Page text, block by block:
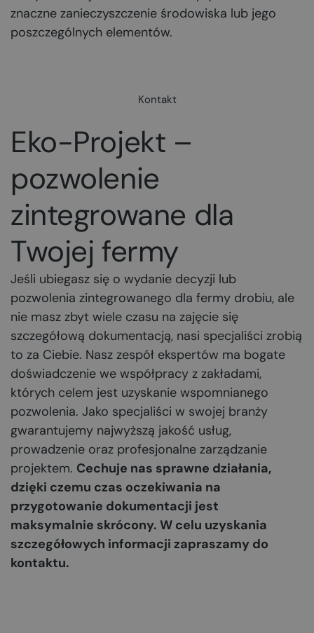
znaczne zanieczyszczenie środowiska lub jego
poszczególnych elementów.
Kontakt
Eko-Projekt –
pozwolenie
zintegrowane dla
Twojej fermy
Jeśli ubiegasz się o wydanie decyzji lub
pozwolenia zintegrowanego dla fermy drobiu, ale
nie masz zbyt wiele czasu na zajęcie się
szczegółową dokumentacją, nasi specjaliści zrobią
to za Ciebie. Nasz zespół ekspertów ma bogate
doświadczenie we współpracy z zakładami,
których celem jest uzyskanie wspomnianego
pozwolenia. Jako specjaliści w swojej branży
gwarantujemy najwyższą jakość usług,
prowadzenie oraz profesjonalne zarządzanie
projektem. Cechuje nas sprawne działania,
dzięki czemu czas oczekiwania na
przygotowanie dokumentacji jest
maksymalnie skrócony. W celu uzyskania
szczegółowych informacji zapraszamy do
kontaktu.